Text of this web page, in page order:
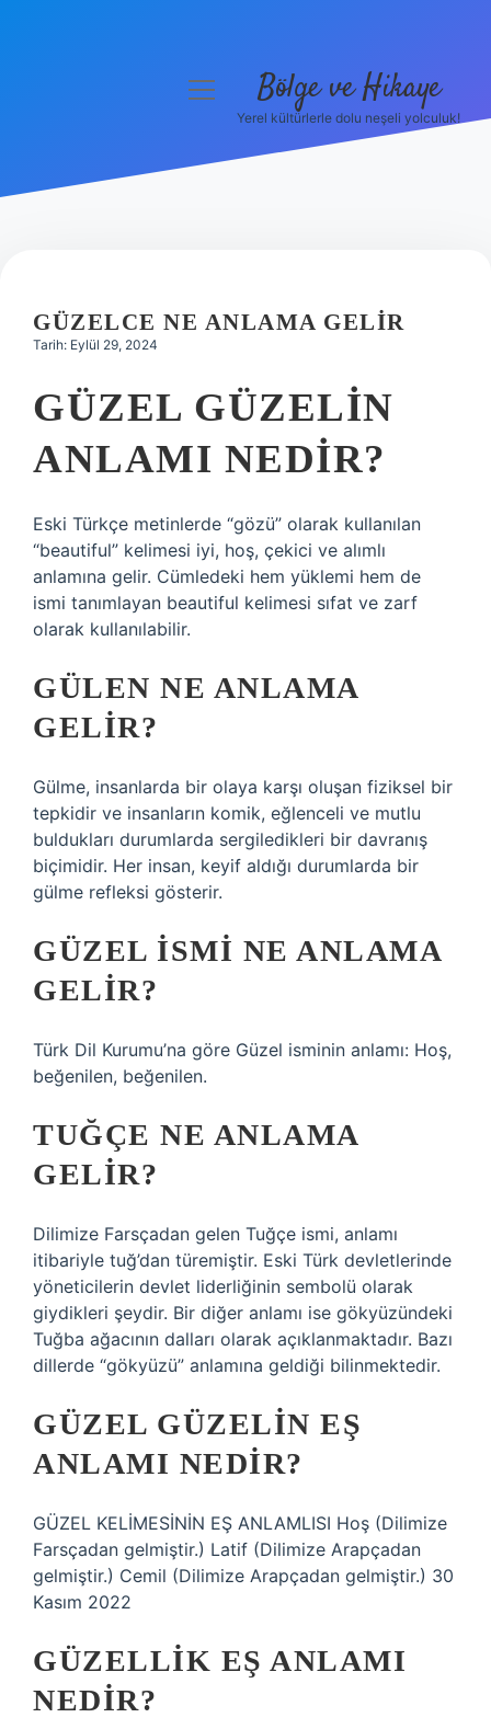
Hakkımızda
menüyü
Bölge ve Hikaye
Yerel kültürlerle dolu neşeli yolculuk!
GÜZELCE NE ANLAMA GELIR
Tarih: Eylül 29, 2024
GÜZEL GÜZELIN
ANLAMI NEDIR?
Eski Türkçe metinlerde “gözü” olarak kullanılan
“beautiful” kelimesi iyi, hoş, çekici ve alımlı
anlamına gelir. Cümledeki hem yüklemi hem de
ismi tanımlayan beautiful kelimesi sıfat ve zarf
olarak kullanılabilir.
GÜLEN NE ANLAMA
GELIR?
Gülme, insanlarda bir olaya karşı oluşan fiziksel bir
tepkidir ve insanların komik, eğlenceli ve mutlu
buldukları durumlarda sergiledikleri bir davranış
biçimidir. Her insan, keyif aldığı durumlarda bir
gülme refleksi gösterir.
GÜZEL ISMI NE ANLAMA
GELIR?
Türk Dil Kurumu’na göre Güzel isminin anlamı: Hoş,
beğenilen, beğenilen.
TUĞÇE NE ANLAMA
GELIR?
Dilimize Farsçadan gelen Tuğçe ismi, anlamı
itibariyle tuğ’dan türemiştir. Eski Türk devletlerinde
yöneticilerin devlet liderliğinin sembolü olarak
giydikleri şeydir. Bir diğer anlamı ise gökyüzündeki
Tuğba ağacının dalları olarak açıklanmaktadır. Bazı
dillerde “gökyüzü” anlamına geldiği bilinmektedir.
GÜZEL GÜZELIN EŞ
ANLAMI NEDIR?
GÜZEL KELİMESİNİN EŞ ANLAMLISI Hoş (Dilimize
Farsçadan gelmiştir.) Latif (Dilimize Arapçadan
gelmiştir.) Cemil (Dilimize Arapçadan gelmiştir.) 30
Kasım 2022
GÜZELLIK EŞ ANLAMI
NEDIR?